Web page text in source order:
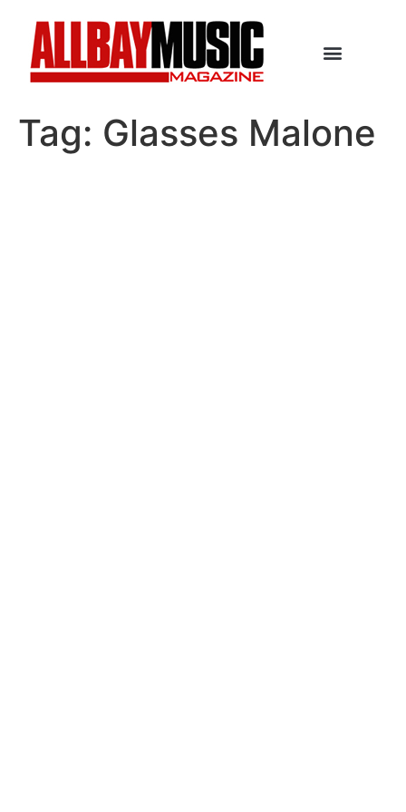
Tag: Glasses Malone